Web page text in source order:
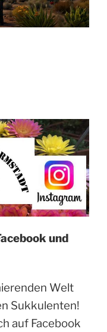
und
Welt
Sukkulenten!
auf Facebook